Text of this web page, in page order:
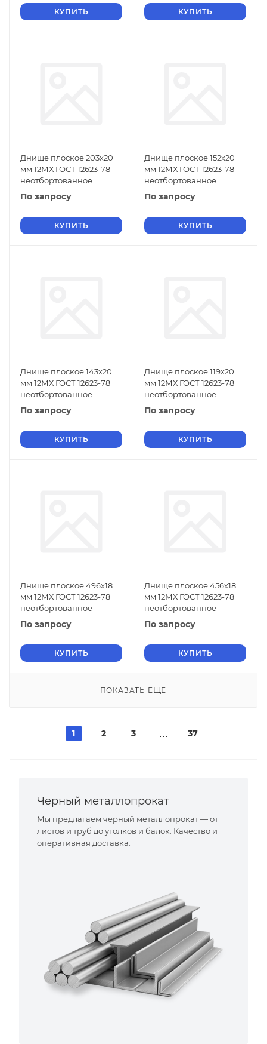
КУПИТЬ КУПИТЬ
Днище плоское 203х20
мм 12МХ ГОСТ 12623-78
неотбортованное
По запросу
КУПИТЬ
Днище плоское 152х20
мм 12МХ ГОСТ 12623-78
неотбортованное
По запросу
КУПИТЬ
Днище плоское 143х20
мм 12МХ ГОСТ 12623-78
неотбортованное
По запросу
КУПИТЬ
Днище плоское 119х20
мм 12МХ ГОСТ 12623-78
неотбортованное
По запросу
КУПИТЬ
Днище плоское 496х18
мм 12МХ ГОСТ 12623-78
неотбортованное
По запросу
КУПИТЬ
Днище плоское 456х18
мм 12МХ ГОСТ 12623-78
неотбортованное
По запросу
КУПИТЬ
ПОКАЗАТЬ ЕЩЕ
1 2 3 37
Черный металлопрокат
Мы предлагаем черный металлопрокат — от
листов и труб до уголков и балок. Качество и
оперативная доставка.